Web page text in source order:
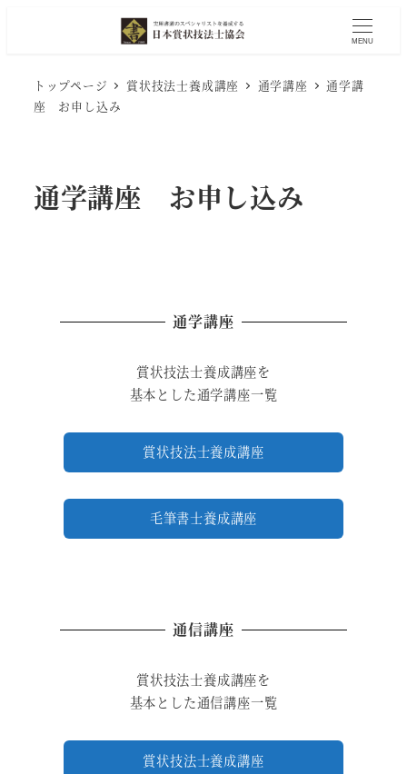
MENU
トップページ 賞状技法士養成講座 通学講座
通学講
座 お申し込み
通学講座 お申し込み
通学講座
賞状技法士養成講座を
基本とした通学講座一覧
賞状技法士養成講座
毛筆書士養成講座
通信講座
賞状技法士養成講座を
基本とした通信講座一覧
賞状技法士養成講座